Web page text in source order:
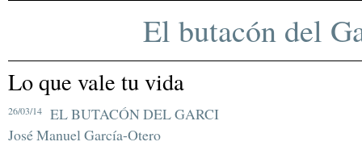
El butacón del
Lo que vale tu vida
26/03/14
EL BUTACÓN DEL GARCI
José Manuel García-Otero